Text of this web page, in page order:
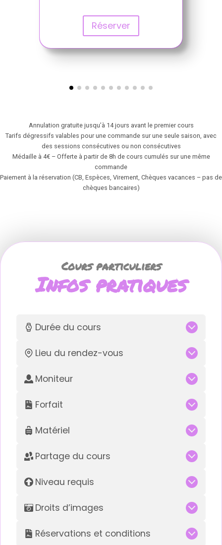
Réserver
Annulation gratuite jusqu’à 14 jours avant le premier cours
Tarifs dégressifs valables pour une commande sur une seule saison, avec
des sessions consécutives ou non consécutives
Médaille à 4€ – Offerte à partir de 8h de cours cumulés sur une même
commande
Paiement à la réservation (CB, Espèces, Virement, Chèques vacances – pas de
chèques bancaires)
Cours particuliers
Infos pratiques
Durée du cours
Lieu du rendez-vous
Moniteur
Forfait
Matériel
Partage du cours
Niveau requis
Droits d’images
Réservations et conditions